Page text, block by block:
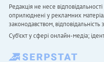
Редакція не несе
оприлюднені у рекламних
законодавством,
Cуб'єкт у сфері онлайн-медіа;